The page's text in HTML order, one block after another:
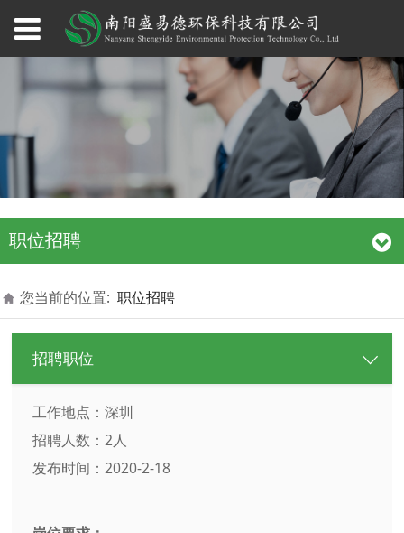
职位招聘
您当前的位置: 职位招聘
招聘职位
工作地点：深圳
招聘人数：2人
发布时间：2020-2-18